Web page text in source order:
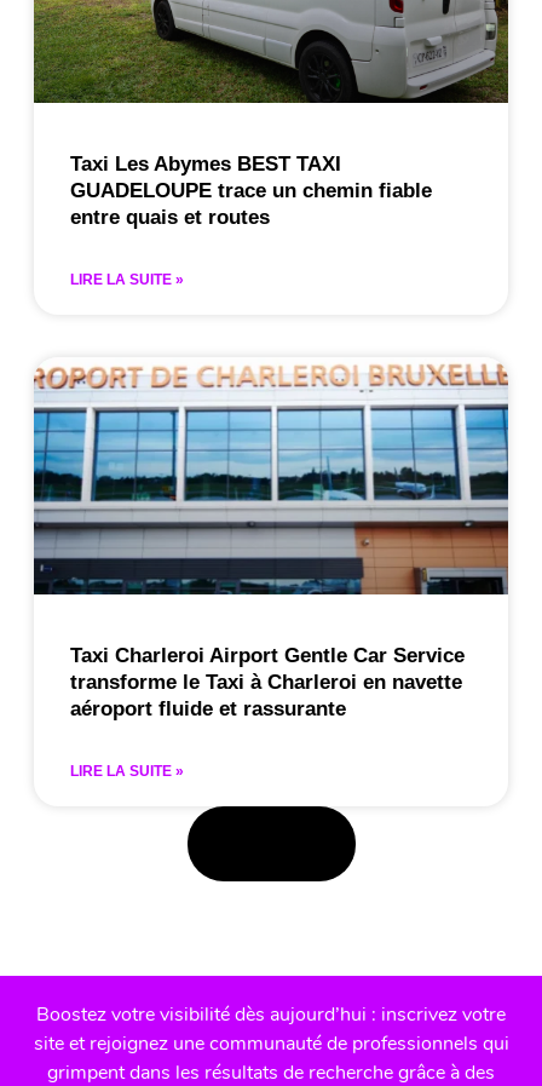
Taxi Les Abymes BEST TAXI
GUADELOUPE trace un chemin fiable
entre quais et routes
LIRE LA SUITE »
Taxi Charleroi Airport Gentle Car Service
transforme le Taxi à Charleroi en navette
aéroport fluide et rassurante
LIRE LA SUITE »
Boostez votre visibilité dès aujourd’hui : inscrivez votre
site et rejoignez une communauté de professionnels qui
grimpent dans les résultats de recherche grâce à des